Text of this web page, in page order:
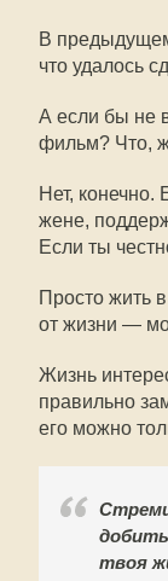
В
что удалось
А если бы не
фильм? Что,
Нет, конечно.
жене,
Если ты
Просто жить
от жизни —
Жизнь
правильно
его можно
твоя